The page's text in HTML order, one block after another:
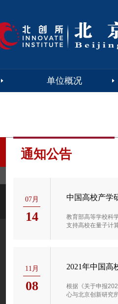
单位概况
通知公告
07月
14
中国高校产学
教育部高等学校科
支持高校在量子计
11月
08
2021年中国
根据《关于申报
心与北京创新研究